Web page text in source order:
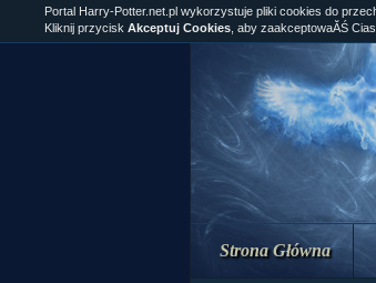
Strona Główna
Portal Harry-Potter.net.pl wykorzystuje pliki cookies do
Kliknij przycisk Akceptuj Cookies , aby zaakceptowaĂŚ